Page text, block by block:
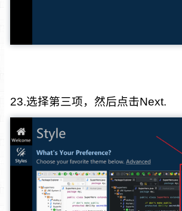
23.选择第三项，然后点击Next.